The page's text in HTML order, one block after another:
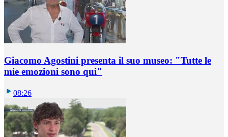
Giacomo Agostini presenta il suo museo: "Tutte le
mie emozioni sono qui"
08:26